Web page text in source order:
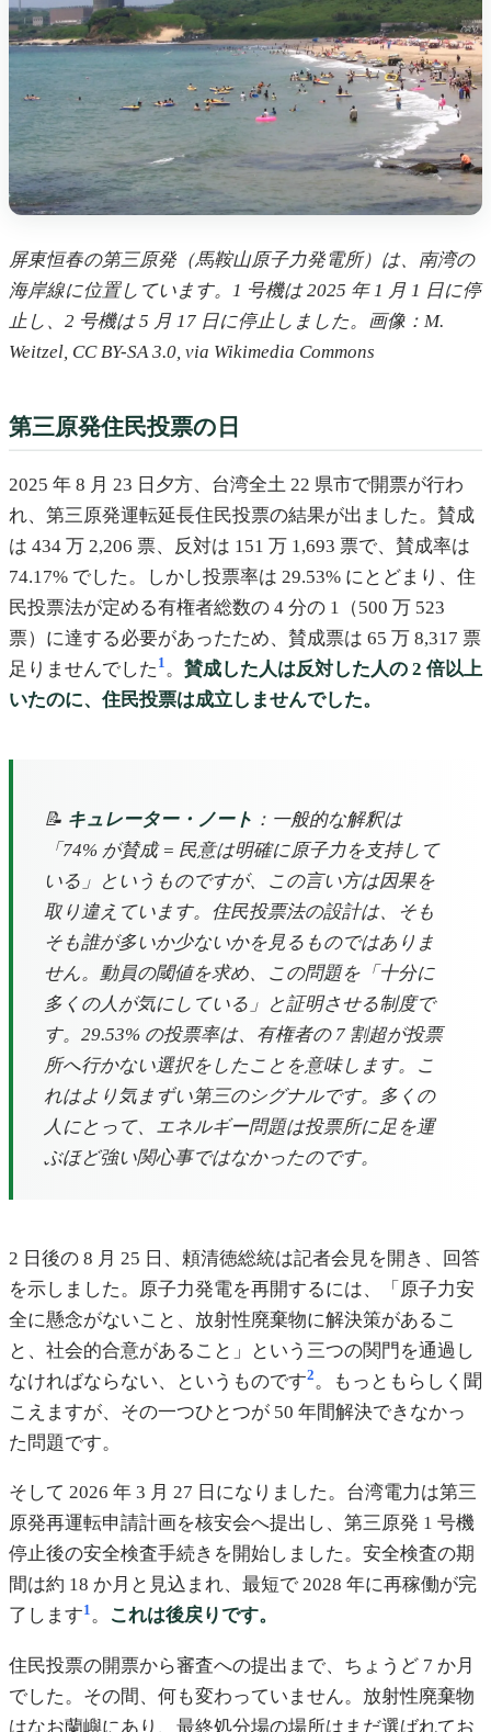
屏東恒春の第三原発（馬鞍山原子力発電所）は、南湾の
海岸線に位置しています。1 号機は 2025 年 1 月 1 日に停
止し、2 号機は 5 月 17 日に停止しました。画像：M.
Weitzel, CC BY-SA 3.0, via Wikimedia Commons
第三原発住民投票の日
2025 年 8 月 23 日夕方、台湾全土 22 県市で開票が行わ
れ、第三原発運転延長住民投票の結果が出ました。賛成
は 434 万 2,206 票、反対は 151 万 1,693 票で、賛成率は
74.17% でした。しかし投票率は 29.53% にとどまり、住
民投票法が定める有権者総数の 4 分の 1（500 万 523
票）に達する必要があったため、賛成票は 65 万 8,317 票
足りませんでした 1。 賛成した人は反対した人の 2 倍以上
いたのに、住民投票は成立しませんでした。
📝 キュレーター・ノート ：一般的な解釈は
「74% が賛成 = 民意は明確に原子力を支持して
いる」というものですが、この言い方は因果を
取り違えています。住民投票法の設計は、そも
そも誰が多いか少ないかを見るものではありま
せん。動員の閾値を求め、この問題を「十分に
多くの人が気にしている」と証明させる制度で
す。29.53% の投票率は、有権者の 7 割超が投票
所へ行かない選択をしたことを意味します。こ
れはより気まずい第三のシグナルです。多くの
人にとって、エネルギー問題は投票所に足を運
ぶほど強い関心事ではなかったのです。
2 日後の 8 月 25 日、頼清徳総統は記者会見を開き、回答
を示しました。原子力発電を再開するには、「原子力安
全に懸念がないこと、放射性廃棄物に解決策があるこ
と、社会的合意があること」という三つの関門を通過し
なければならない、というものです2。もっともらしく聞
こえますが、その一つひとつが 50 年間解決できなかっ
た問題です。
そして 2026 年 3 月 27 日になりました。台湾電力は第三
原発再運転申請計画を核安会へ提出し、第三原発 1 号機
停止後の安全検査手続きを開始しました。安全検査の期
間は約 18 か月と見込まれ、最短で 2028 年に再稼働が完
了します1。 これは後戻りです。
住民投票の開票から審査への提出まで、ちょうど 7 か月
でした。その間、何も変わっていません。放射性廃棄物
はなお蘭嶼にあり、最終処分場の場所はまだ選ばれてお